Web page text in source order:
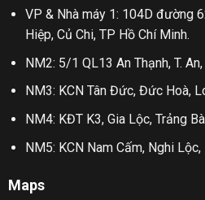
VP & Nhà máy 1: 104D đường
Hiệp, Củ Chi, TP Hồ Chí Minh.
NM2: 5/1 QL13 An Thạnh, T.
NM3: KCN Tân Đức, Đức Hoà,
NM4: KĐT K3, Gia Lộc, Trảng
NM5: KCN Nam Cấm, Nghi Lộc,
Maps